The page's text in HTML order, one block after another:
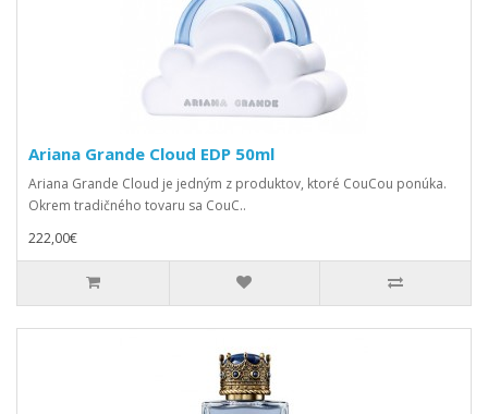
Ariana Grande Cloud EDP 50ml
Ariana Grande Cloud je jedným z produktov, ktoré CouCou ponúka.
Okrem tradičného tovaru sa CouC..
222,00€